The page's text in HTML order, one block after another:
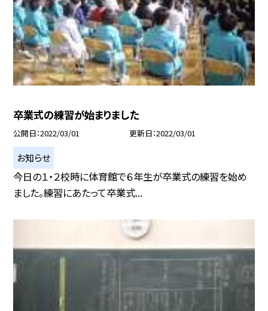
卒業式の練習が始まりました
公開日 2022/03/01 更新日 2022/03/01
お知らせ
今日の１・２校時に体育館で６年生が卒業式の練習を始め
ました。練習にあたって卒業式...